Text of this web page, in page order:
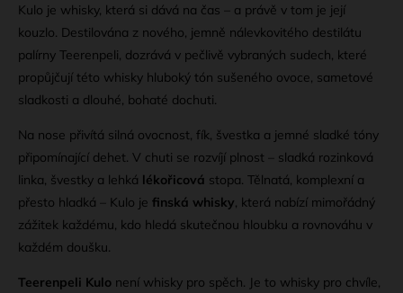
Kulo je whisky, která si dává na čas – a právě v tom je její
kouzlo. Destilována z nového, jemně nálevkovitého destilátu
palírny Teerenpeli, dozrává v pečlivě vybraných sudech, které
propůjčují této whisky hluboký tón sušeného ovoce, sametové
sladkosti a dlouhé, bohaté dochuti.
Na nose přivítá silná ovocnost, fík, švestka a jemné sladké tóny
připomínající dehet. V chuti se rozvíjí plnost – sladká rozinková
linka, švestky a lehká lékořicová stopa. Tělnatá, komplexní a
přesto hladká – Kulo je finská whisky, která nabízí mimořádný
zážitek každému, kdo hledá skutečnou hloubku a rovnováhu v
každém doušku.
Teerenpeli Kulo není whisky pro spěch. Je to whisky pro chvíle,